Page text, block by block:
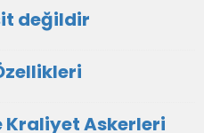
değildir
Kraliyet Askerleri